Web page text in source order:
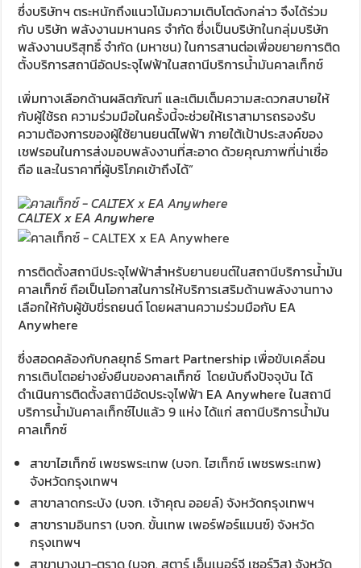
ซึ่งบริษัทฯ ตระหนักถึงแนวโน้มความเติบโตดังกล่าว จึงได้ร่วม
กับ บริษัท พลังงานมหานคร จำกัด ซึ่งเป็นบริษัทในกลุ่มบริษัท
พลังงานบริสุทธิ์ จำกัด (มหาชน) ในการสานต่อเพื่อขยายการติด
ตั้งบริการสถานีอัดประจุไฟฟ้าในสถานีบริการน้ำมันคาลเท็กซ์
เพิ่มทางเลือกด้านผลิตภัณฑ์ และเติมเต็มความสะดวกสบายให้
กับผู้ใช้รถ ความร่วมมือในครั้งนี้จะช่วยให้เราสามารถรองรับ
ความต้องการของผู้ใช้ยานยนต์ไฟฟ้า ภายใต้เป้าประสงค์ของ
เชฟรอนในการส่งมอบพลังงานที่สะอาด ด้วยคุณภาพที่น่าเชื่อ
ถือ และในราคาที่ผู้บริโภคเข้าถึงได้”
CALTEX x EA Anywhere
การติดตั้งสถานีประจุไฟฟ้าสำหรับยานยนต์ในสถานีบริการน้ำมัน
คาลเท็กซ์ ถือเป็นโอกาสในการให้บริการเสริมด้านพลังงานทาง
เลือกให้กับผู้ขับขี่รถยนต์ โดยผสานความร่วมมือกับ EA
Anywhere
ซึ่งสอดคล้องกับกลยุทธ์ Smart Partnership เพื่อขับเคลื่อน
การเติบโตอย่างยั่งยืนของคาลเท็กซ์ โดยนับถึงปัจจุบัน ได้
ดำเนินการติดตั้งสถานีอัดประจุไฟฟ้า EA Anywhere ในสถานี
บริการน้ำมันคาลเท็กซ์ไปแล้ว 9 แห่ง ได้แก่ สถานีบริการน้ำมัน
คาลเท็กซ์
สาขาไฮเท็กซ์ เพชรพระเทพ (บจก. ไฮเท็กซ์ เพชรพระเทพ)
จังหวัดกรุงเทพฯ
สาขาลาดกระบัง (บจก. เจ้าคุณ ออยล์) จังหวัดกรุงเทพฯ
สาขารามอินทรา (บจก. ขั้นเทพ เพอร์ฟอร์แมนซ์) จังหวัด
กรุงเทพฯ
สาขาบางนา-ตราด (บจก. สตาร์ เอ็นเนอร์จี เซอร์วิส) จังหวัด